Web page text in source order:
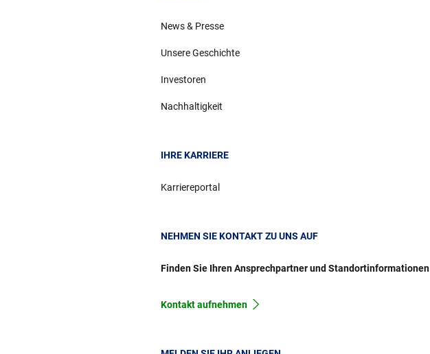
News & Presse
Unsere Geschichte
Investoren
Nachhaltigkeit
IHRE KARRIERE
Karriereportal
NEHMEN SIE KONTAKT ZU UNS AUF
Finden Sie Ihren Ansprechpartner und Standortinformationen
Kontakt aufnehmen